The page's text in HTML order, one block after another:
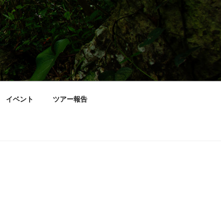
イベント ツアー報告